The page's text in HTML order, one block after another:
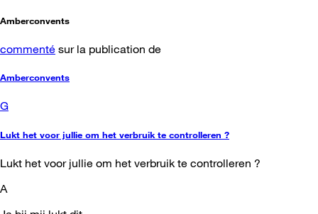
Amberconvents
commenté sur la publication de
Amberconvents
G
Lukt het voor jullie om het verbruik te controlleren ?
Lukt het voor jullie om het verbruik te controlleren ?
A